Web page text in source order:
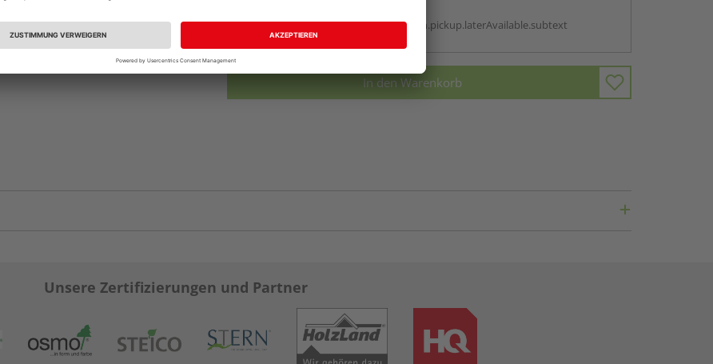
vue.ads.priceMerchantBox.option.pickup.laterAvailable.subtext
In den Warenkorb
Unsere Zertifizierungen und Partner